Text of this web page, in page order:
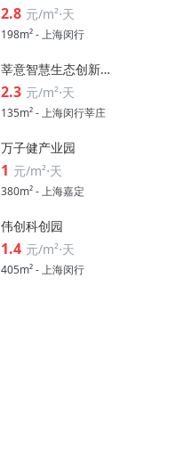
2.8 元/m²⋅天
198m² - 上海闵行
莘意智慧生态创新科技园
2.3 元/m²⋅天
135m² - 上海闵行莘庄
万子健产业园
1 元/m²⋅天
380m² - 上海嘉定
伟创科创园
1.4 元/m²⋅天
405m² - 上海闵行